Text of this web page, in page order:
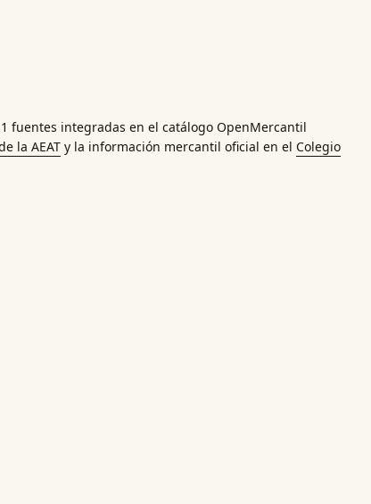
fuentes integradas en el catálogo OpenMercantil
la AEAT y la información mercantil oficial en el Colegio